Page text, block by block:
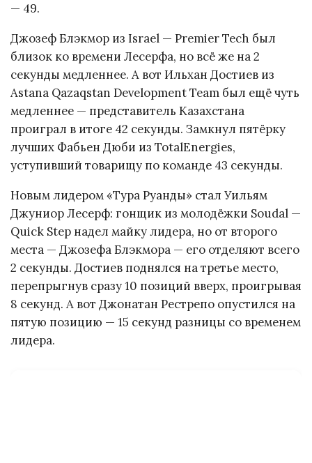
— 49.
Джозеф Блэкмор из Israel — Premier Tech был
близок ко времени Лесерфа, но всё же на 2
секунды медленнее. А вот Ильхан Достиев из
Astana Qazaqstan Development Team был ещё чуть
медленнее — представитель Казахстана
проиграл в итоге 42 секунды. Замкнул пятёрку
лучших Фабьен Дюби из TotalEnergies,
уступивший товарищу по команде 43 секунды.
Новым лидером «Тура Руанды» стал Уильям
Джуниор Лесерф: гонщик из молодёжки Soudal —
Quick Step надел майку лидера, но от второго
места — Джозефа Блэкмора — его отделяют всего
2 секунды. Достиев поднялся на третье место,
перепрыгнув сразу 10 позиций вверх, проигрывая
8 секунд. А вот Джонатан Рестрепо опустился на
пятую позицию — 15 секунд разницы со временем
лидера.